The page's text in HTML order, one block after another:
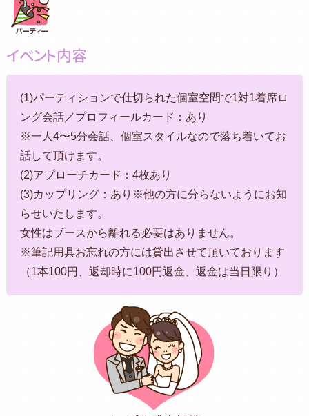
イベント内容
(1)パーティションで仕切られた個室空間で1対1着席ロ
ング会話／プロフィールカード：あり
※一人4〜5分会話、個室スタイルなので落ち着いてお
話して頂けます。
(2)アプローチカード：4枚あり
(3)カップリング：あり※他の方に分らないようにお知
らせいたします。
女性はブースから離れる必要はありません。
※筆記用具お忘れの方には貸出させて頂いております
（1本100円、返却時に100円返金、返金は当日限り）